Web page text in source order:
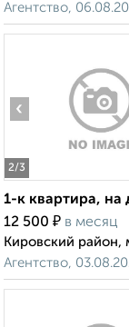
Агентство,
2/3
‹
1-к квартира, на
12 500 ₽ в месяц
Кировский район,
Агентство,